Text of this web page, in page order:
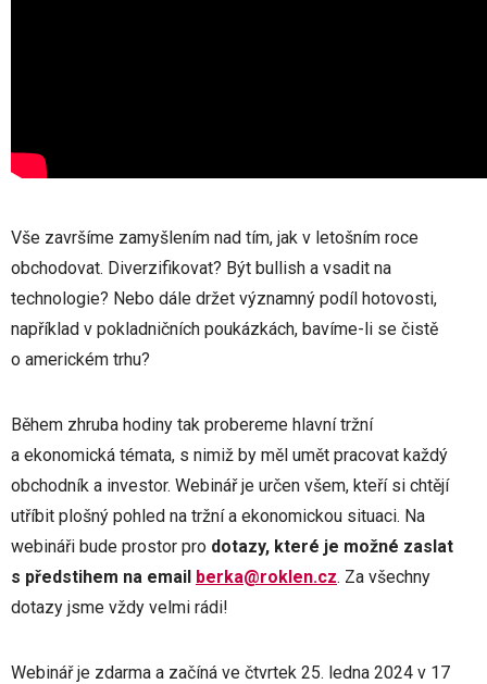
Vše završíme zamyšlením nad tím, jak v letošním roce
obchodovat. Diverzifikovat? Být bullish a vsadit na
technologie? Nebo dále držet významný podíl hotovosti,
například v pokladničních poukázkách, bavíme-li se čistě
o americkém trhu?
Během zhruba hodiny tak probereme hlavní tržní
a ekonomická témata, s nimiž by měl umět pracovat každý
obchodník a investor. Webinář je určen všem, kteří si chtějí
utříbit plošný pohled na tržní a ekonomickou situaci. Na
webináři bude prostor pro dotazy, které je možné zaslat
s předstihem na email berka@roklen.cz. Za všechny
dotazy jsme vždy velmi rádi!
Webinář je zdarma a začíná ve čtvrtek 25. ledna 2024 v 17